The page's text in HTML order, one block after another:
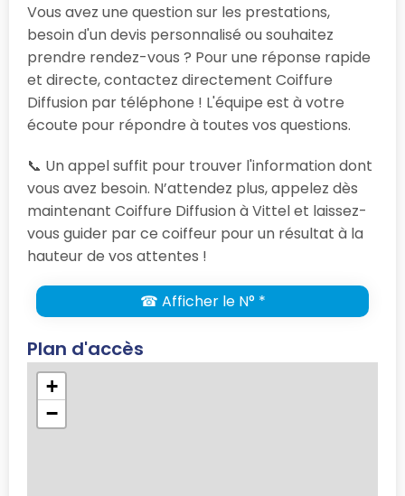
Vous avez une question sur les prestations,
besoin d'un devis personnalisé ou souhaitez
prendre rendez-vous ? Pour une réponse rapide
et directe, contactez directement Coiffure
Diffusion par téléphone ! L'équipe est à votre
écoute pour répondre à toutes vos questions.
📞 Un appel suffit pour trouver l'information dont
vous avez besoin. N’attendez plus, appelez dès
maintenant Coiffure Diffusion à Vittel et laissez-
vous guider par ce coiffeur pour un résultat à la
hauteur de vos attentes !
☎ Afficher le N° *
Plan d'accès
+
−